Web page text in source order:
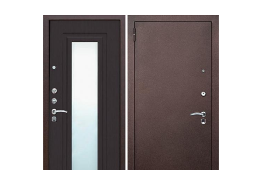
Дверь в доме
Конденсат на
металлической двери